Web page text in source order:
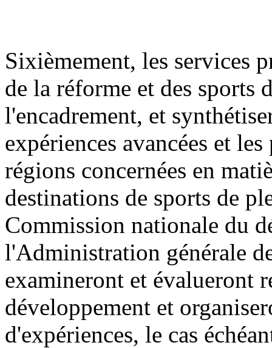
Sixièmement, les services
de la réforme et des
l'encadrement, et
expériences avancées et
régions concernées en
destinations de sports de
Commission nationale du
l'Administration générale
examineront et évalueront
développement et
d'expériences, le cas